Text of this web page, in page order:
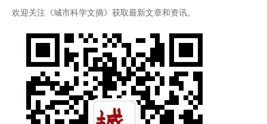
欢迎关注《城市科学文摘》获取最新文章和资讯。